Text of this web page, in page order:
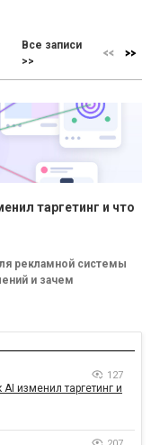
Все записи
>>
таргетинг и что
рекламной системы
и зачем
127
изменил таргетинг и